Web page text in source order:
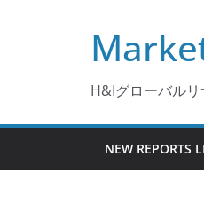
H&Iグローバル
NEW REPORTS